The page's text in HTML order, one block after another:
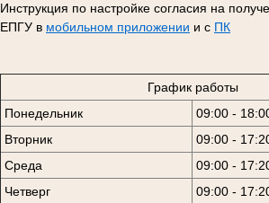
Инструкция по настройке согласия на
ЕПГУ в мобильном приложении и с ПК
График работы
Понедельник
09:00 -
Вторник
09:00 -
Среда
09:00 -
Четверг
09:00 -